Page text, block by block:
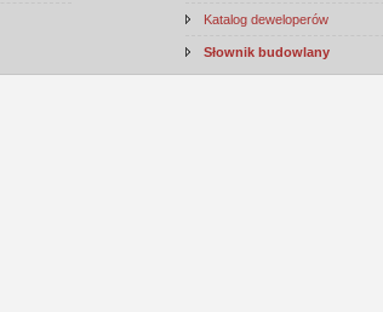
Katalog deweloperów
Słownik budowlany